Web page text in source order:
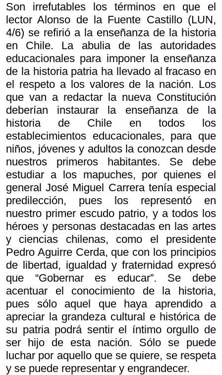
Son irrefutables los términos en que el
lector Alonso de la Fuente Castillo (LUN,
4/6) se refirió a la enseñanza de la historia
en Chile. La abulia de las autoridades
educacionales para imponer la enseñanza
de la historia patria ha llevado al fracaso en
el respeto a los valores de la nación. Los
que van a redactar la nueva Constitución
deberían instaurar la enseñanza de la
historia de Chile en todos los
establecimientos educacionales, para que
niños, jóvenes y adultos la conozcan desde
nuestros primeros habitantes. Se debe
estudiar a los mapuches, por quienes el
general José Miguel Carrera tenía especial
predilección, pues los representó en
nuestro primer escudo patrio, y a todos los
héroes y personas destacadas en las artes
y ciencias chilenas, como el presidente
Pedro Aguirre Cerda, que con los principios
de libertad, igualdad y fraternidad expresó
que “Gobernar es educar”. Se debe
acentuar el conocimiento de la historia,
pues sólo aquel que haya aprendido a
apreciar la grandeza cultural e histórica de
su patria podrá sentir el íntimo orgullo de
ser hijo de esta nación. Sólo se puede
luchar por aquello que se quiere, se respeta
y se puede representar y engrandecer.